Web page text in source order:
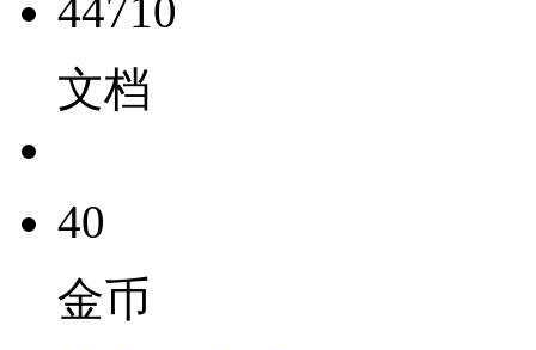
44710
文档
40
金币